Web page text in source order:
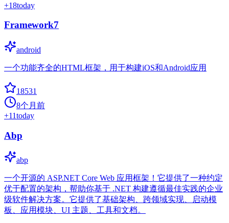
+18today
Framework7
android
一个功能齐全的HTML框架，用于构建iOS和Android应用
18531
8个月前
+11today
Abp
abp
一个开源的 ASP.NET Core Web 应用框架！它提供了一种约定
优于配置的架构，帮助你基于 .NET 构建遵循最佳实践的企业
级软件解决方案。它提供了基础架构、跨领域实现、启动模
板、应用模块、UI 主题、工具和文档。